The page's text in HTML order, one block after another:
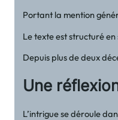
Portant la mention
Le texte est structuré
Depuis plus de deux
Une
L’intrigue se déroule